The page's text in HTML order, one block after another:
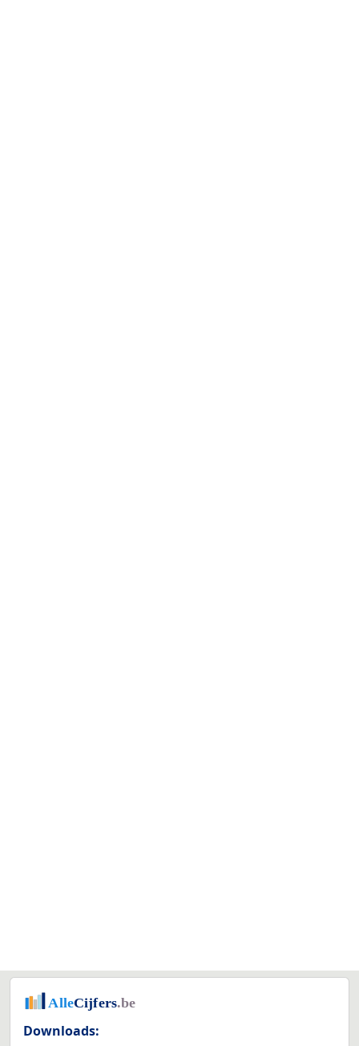
Downloads: